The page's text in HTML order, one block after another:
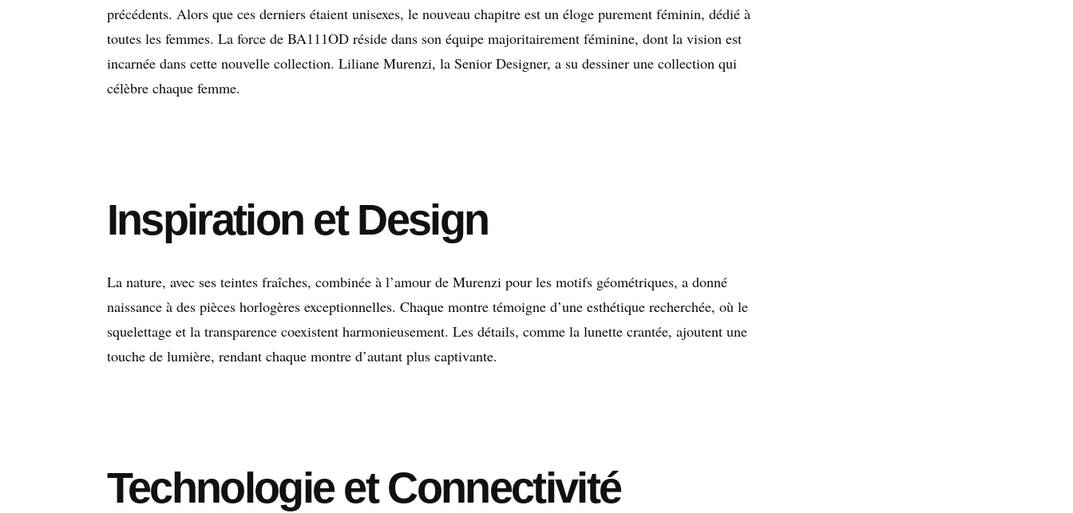
précédents. Alors que ces derniers étaient unisexes, le nouveau chapitre est un éloge purement féminin, dédié à
toutes les femmes. La force de BA111OD réside dans son équipe majoritairement féminine, dont la vision est
incarnée dans cette nouvelle collection. Liliane Murenzi, la Senior Designer, a su dessiner une collection qui
célèbre chaque femme.
Inspiration et Design
La nature, avec ses teintes fraîches, combinée à l’amour de Murenzi pour les motifs géométriques, a donné
naissance à des pièces horlogères exceptionnelles. Chaque montre témoigne d’une esthétique recherchée, où le
squelettage et la transparence coexistent harmonieusement. Les détails, comme la lunette crantée, ajoutent une
touche de lumière, rendant chaque montre d’autant plus captivante.
Technologie et Connectivité